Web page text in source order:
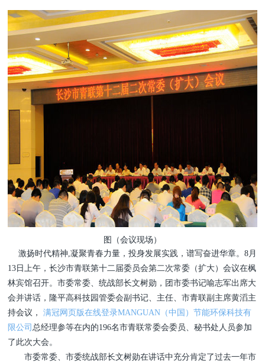
图（会议现场）
激扬时代精神,凝聚青春力量，投身发展实践，谱写奋进华章。8月
13日上午，长沙市青联第十二届委员会第二次常委（扩大）会议在枫
林宾馆召开。市委常委、统战部长文树勋，团市委书记喻志军出席大
会并讲话，隆平高科技园管委会副书记、主任、市青联副主席黄滔主
持会议，满冠网页版在线登录MANGUAN（中国）节能环保科技有
限公司总经理参等在内的196名市青联常委会委员、秘书处人员参加
了此次大会。
市委常委、市委统战部长文树勋在讲话中充分肯定了过去一年市